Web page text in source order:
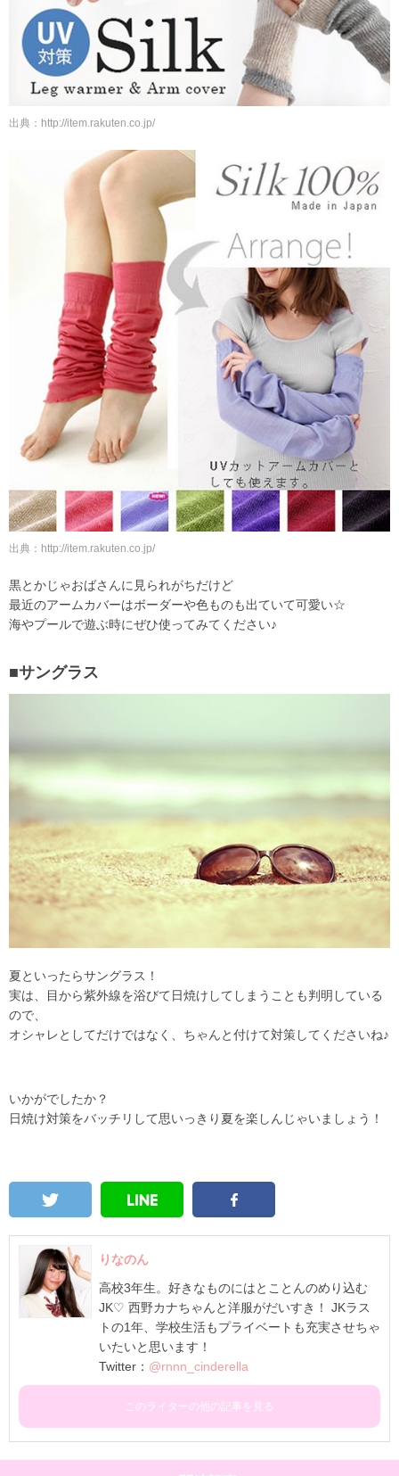
出典：http://item.rakuten.co.jp/
出典：http://item.rakuten.co.jp/
黒とかじゃおばさんに見られがちだけど
最近のアームカバーはボーダーや色ものも出ていて可愛い☆
海やプールで遊ぶ時にぜひ使ってみてください♪
■サングラス
夏といったらサングラス！
実は、目から紫外線を浴びて日焼けしてしまうことも判明している
ので、
オシャレとしてだけではなく、ちゃんと付けて対策してくださいね♪
いかがでしたか？
日焼け対策をバッチリして思いっきり夏を楽しんじゃいましょう！
りなのん
高校3年生。好きなものにはとことんのめり込む
JK♡ 西野カナちゃんと洋服がだいすき！ JKラス
トの1年、学校生活もプライベートも充実させちゃ
いたいと思います！
Twitter： @rnnn_cinderella
このライターの他の記事を見る